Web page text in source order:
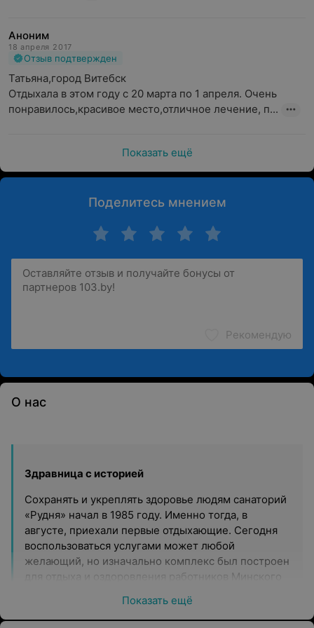
Аноним
18 апреля 2017
Отзыв подтвержден
Татьяна,город Витебск
Отдыхала в этом году с 20 марта по 1 апреля. Очень
понравилось,красивое место,отличное лечение, п...
Показать ещё
Поделитесь мнением
Рекомендую
О нас
Здравница с историей
Сохранять и укреплять здоровье людям санаторий
«Рудня» начал в 1985 году. Именно тогда, в
августе, приехали первые отдыхающие. Сегодня
воспользоваться услугами может любой
желающий, но изначально комплекс был построен
для отдыха и оздоровления работников Минского
работы санаторий превратился в место, где можно
приятно и с пользой провести время, наслаждаясь
Показать ещё